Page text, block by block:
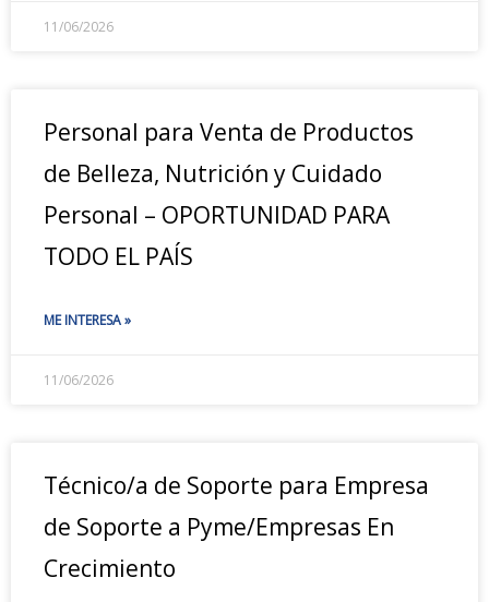
11/06/2026
Personal para Venta de Productos
de Belleza, Nutrición y Cuidado
Personal – OPORTUNIDAD PARA
TODO EL PAÍS
ME INTERESA »
11/06/2026
Técnico/a de Soporte para Empresa
de Soporte a Pyme/Empresas En
Crecimiento